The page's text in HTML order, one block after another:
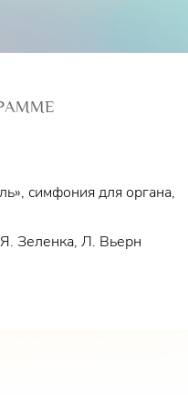
симфония для органа,
Зеленка, Л. Вьерн